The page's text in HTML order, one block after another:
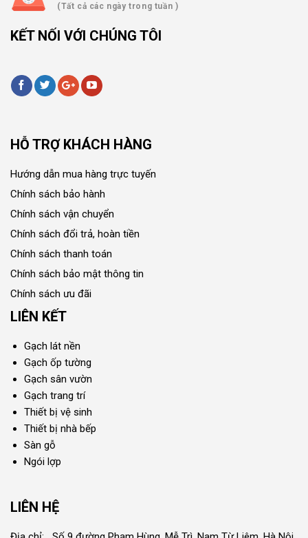
(Tất cả các ngày trong tuần )
KẾT NỐI VỚI CHÚNG TÔI
HỖ TRỢ KHÁCH HÀNG
Hướng dẫn mua hàng trực tuyến
Chính sách bảo hành
Chính sách vận chuyển
Chính sách đổi trả, hoàn tiền
Chính sách thanh toán
Chính sách bảo mật thông tin
Chính sách ưu đãi
LIÊN KẾT
Gạch lát nền
Gạch ốp tường
Gạch sân vườn
Gạch trang trí
Thiết bị vệ sinh
Thiết bị nhà bếp
Sàn gỗ
Ngói lợp
LIÊN HỆ